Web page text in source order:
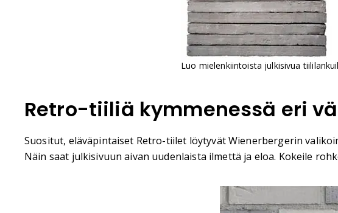
Luo mielenkiintoista julkisivua
Retro-tiiliä kymmenessä eri
Suositut, eläväpintaiset Retro-tiilet löytyvät Wienerbergerin
Näin saat julkisivuun aivan uudenlaista ilmettä ja eloa. Kokeile